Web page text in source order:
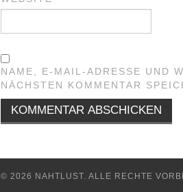
NAME, E-MAIL-ADRESSE UND
NÄCHSTEN KOMMENTAR
© 2026 NAHTLUST. ALLE RECHTE